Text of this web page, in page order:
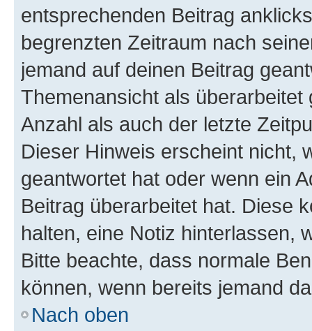
entsprechenden Beitrag
begrenzten Zeitraum nach
jemand auf deinen Beitrag
Themenansicht als
Anzahl als auch der letzte
Dieser Hinweis erscheint nicht,
geantwortet hat oder wenn ein
Beitrag überarbeitet hat. Diese
halten, eine Notiz hinterlassen,
Bitte beachte, dass normale
können, wenn bereits jemand
Nach oben